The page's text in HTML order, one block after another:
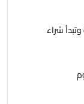
شراء